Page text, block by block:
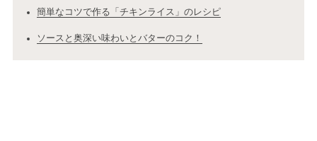
簡単なコツで作る「チキンライス」のレシピ
ソースと奥深い味わいとバターのコク！